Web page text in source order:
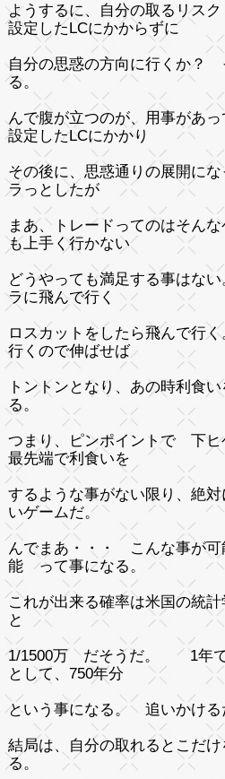
ようするに、自分の取るリス
設定したLCにかからずに
自分の思惑の方向に行くか？
る。
んで腹が立つのが、用事があ
設定したLCにかかり
その後に、思惑通りの展開に
ラっとしたが
まあ、トレードってのはそん
も上手く行かない
どうやっても満足する事はな
ラに飛んで行く
ロスカットをしたら飛んで行
行くので伸ばせば
トントンとなり、あの時利食
る。
つまり、ピンポイントで 下ヒ
最先端で利食いを
するような事がない限り、絶
いゲームだ。
んでまあ・・・ こんな事が
能 って事になる。
これが出来る確率は米国の統
と
1/1500万 だそうだ。 1年で
として、750年分
という事になる。 追いかけ
結局は、自分の取れるとこだ
る。